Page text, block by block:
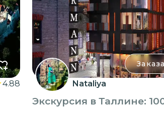
4.88 Nataliya
Экскурсия в Таллине: